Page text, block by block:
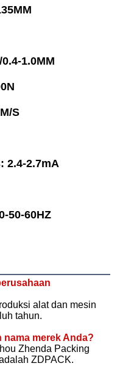
1.0MM
S
2.4-2.7mA
50-60HZ
alat dan mesin
tahun.
nama merek Anda?
Zhenda Packing
ZDPACK.